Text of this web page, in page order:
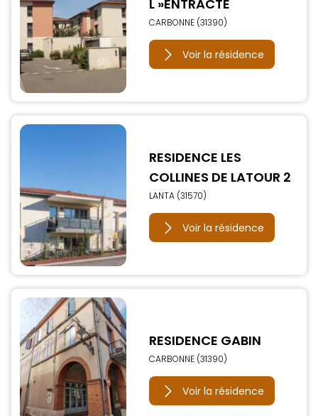
L »ENTRACTE
CARBONNE (31390)
Voir la résidence
RESIDENCE LES
COLLINES DE LATOUR 2
LANTA (31570)
Voir la résidence
RESIDENCE GABIN
CARBONNE (31390)
Voir la résidence